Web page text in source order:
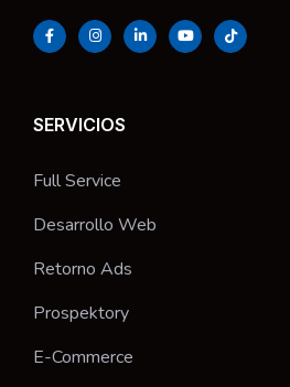
SERVICIOS
Full Service
Desarrollo Web
Retorno Ads
Prospektory
E-Commerce